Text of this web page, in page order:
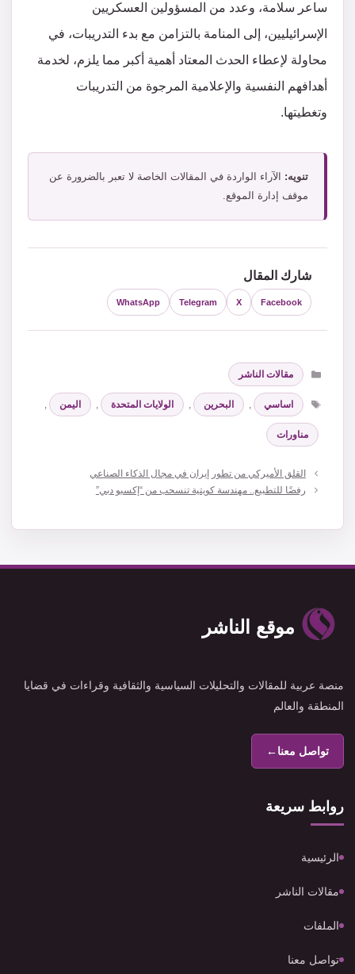
ساعر سلامة، وعدد من المسؤولين العسكريين
الإسرائيليين، إلى المنامة بالتزامن مع بدء التدريبات، في
محاولة لإعطاء الحدث المعتاد أهمية أكبر مما يلزم، لخدمة
أهدافهم النفسية والإعلامية المرجوة من التدريبات
وتغطيتها.
تنويه: الآراء الواردة في المقالات الخاصة لا تعبر بالضرورة عن
موقف إدارة الموقع.
شارك المقال
Facebook
X
Telegram
WhatsApp
التصنيفات
مقالات الناشر
الوسوم
اساسي , البحرين , الولايات المتحدة , اليمن ,
مناورات
القلق الأميركي من تطور إيران في مجال الذكاء الصناعي
رفضًا للتطبيع.. مهندسة كويتية تنسحب من “إكسبو دبي”
موقع الناشر
منصة عربية للمقالات والتحليلات السياسية والثقافية وقراءات في قضايا
المنطقة والعالم
تواصل معنا←
روابط سريعة
الرئيسية
مقالات الناشر
الملفات
تواصل معنا